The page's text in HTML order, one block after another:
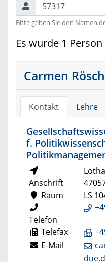
Bitte geben Sie den Namen
Es wurde 1
Carmen Rösch
Kontakt Lehre
f.
Anschrift
Raum
LS
Telefon
Telefax
E-Mail